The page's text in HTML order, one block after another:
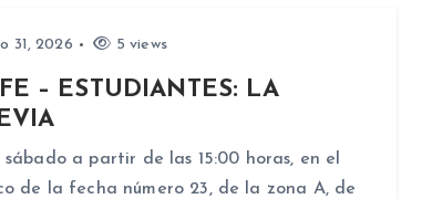
31, 2026 5 views
– ESTUDIANTES: LA
sábado a partir de las 15:00 horas, en el
de la fecha número 23, de la zona A, de